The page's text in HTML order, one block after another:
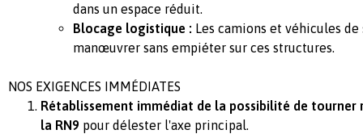
dans un espace réduit.
Blocage logistique : Les camions et véhicules
manœuvrer sans empiéter sur ces structures.
NOS EXIGENCES IMMÉDIATES
Rétablissement immédiat de la possibilité de tourner
la RN9 pour délester l'axe principal.